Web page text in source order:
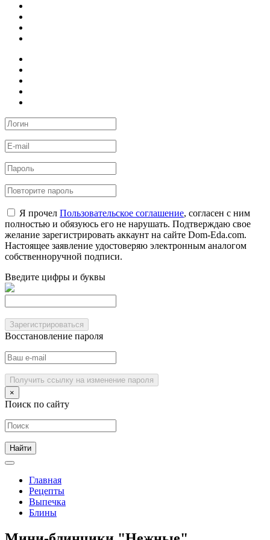
Я прочел Пользовательское соглашение, согласен с ним
полностью и обязуюсь его не нарушать. Подтверждаю свое
желание зарегистрировать аккаунт на сайте Dom-Eda.com.
Настоящее заявление удостоверяю электронным аналогом
собственноручной подписи.
Введите цифры и буквы
Зарегистрироваться
Восстановление пароля
Получить ссылку на изменение пароля
×
Поиск по сайту
Главная
Рецепты
Выпечка
Блины